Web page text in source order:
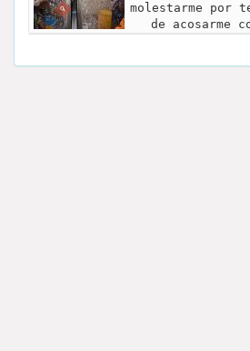
molestarme por
de acosarme